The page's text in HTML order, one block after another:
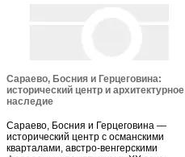
Сараево, Босния и Герцеговина:
исторический центр и архитектурное
наследие
Сараево, Босния и Герцеговина —
исторический центр с османскими
кварталами, австро-венгерскими